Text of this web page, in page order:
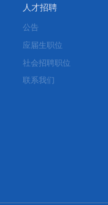
人才招聘
公告
应届生职位
社会招聘职位
联系我们